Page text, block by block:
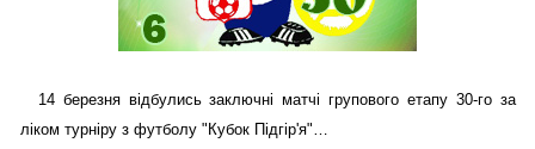
14 березня відбулись заключні матчі групового етапу 30-го за
ліком турніру з футболу "Кубок Підгір'я"…